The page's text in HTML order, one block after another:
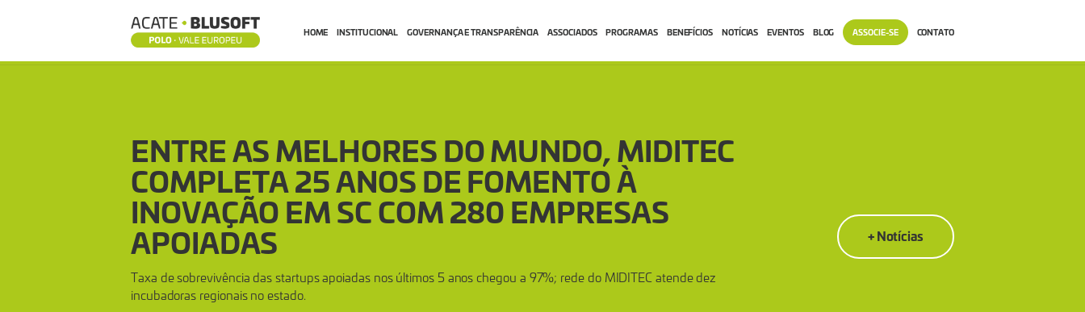
HOME INSTITUCIONAL GOVERNANÇA E TRANSPARÊNCIA ASSOCIADOS PROGRAMAS BENEFÍCIOS NOTÍCIAS EVENTOS BLOG ASSOCIE-SE CONTATO
MELHORES
MUNDO,
ENTRE AS MELHORES DO MUNDO, MIDITEC
COMPLETA 25 ANOS DE FOMENTO À
INOVAÇÃO EM SC COM 280 EMPRESAS
APOIADAS
Taxa de sobrevivência das startups apoiadas nos últimos 5 anos chegou a 97%; rede do MIDITEC atende dez
incubadoras regionais no estado.
+ Notícias